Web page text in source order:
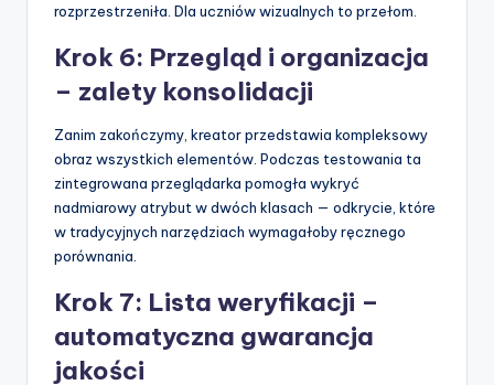
rozprzestrzeniła. Dla uczniów wizualnych to przełom.
Krok 6: Przegląd i organizacja
– zalety konsolidacji
Zanim zakończymy, kreator przedstawia kompleksowy
obraz wszystkich elementów. Podczas testowania ta
zintegrowana przeglądarka pomogła wykryć
nadmiarowy atrybut w dwóch klasach — odkrycie, które
w tradycyjnych narzędziach wymagałoby ręcznego
porównania.
Krok 7: Lista weryfikacji –
automatyczna gwarancja
jakości